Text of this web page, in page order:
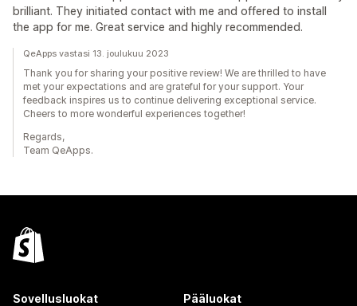
brilliant. They initiated contact with me and offered to install
the app for me. Great service and highly recommended.
QeApps vastasi 13. joulukuu 2023
Thank you for sharing your positive review! We are thrilled to have
met your expectations and are grateful for your support. Your
feedback inspires us to continue delivering exceptional service.
Cheers to more wonderful experiences together!
Regards,
Team QeApps.
Sovellusluokat Pääluokat